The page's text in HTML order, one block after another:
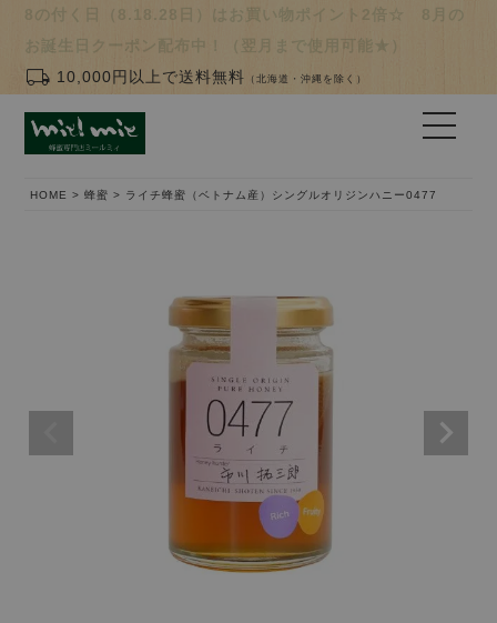
8の付く日（8.18.28日）はお買い物ポイント2倍☆ 8月の
お誕生日クーポン配布中！（翌月まで使用可能★）
local_shipping 10,000円以上で送料無料 （北海道・沖縄を除く）
HOME 蜂蜜 ライチ蜂蜜（ベトナム産）シングルオリジンハニー0477